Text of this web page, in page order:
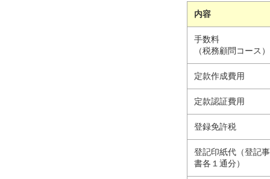
内容
手数料
（税務顧問コース）
定款作成費用
定款認証費用
登録免許税
登記印紙代（登記
書各１通分）